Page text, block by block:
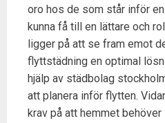
oro hos de som står inför
kunna få till en lättare och
ligger på att se fram emot
flyttstädning en optimal
hjälp av städbolag
att planera inför flytten.
krav på att hemmet